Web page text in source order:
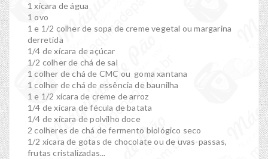
1 xícara de água
1 ovo
1 e 1/2 colher de sopa de creme vegetal ou margarina
derretida
1/4 de xícara de açúcar
1/2 colher de chá de sal
1 colher de chá de CMC ou goma xantana
1 colher de chá de essência de baunilha
1 e 1/2 xícara de creme de arroz
1/4 de xícara de fécula de batata
1/4 de xícara de polvilho doce
2 colheres de chá de fermento biológico seco
1/2 xícara de gotas de chocolate ou de uvas-passas,
frutas cristalizadas...